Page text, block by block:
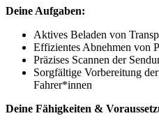
Deine Aufgaben:
Aktives Beladen von
Effizientes Abnehmen von
Präzises Scannen der
Sorgfältige Vorbereitung
Fahrer*innen
Deine Fähigkeiten &